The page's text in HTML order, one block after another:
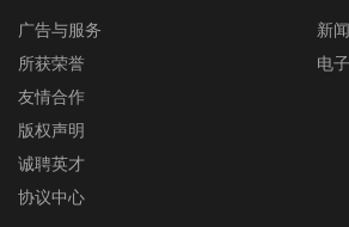
广告与服务
所获荣誉
友情合作
版权声明
诚聘英才
协议中心
新
电